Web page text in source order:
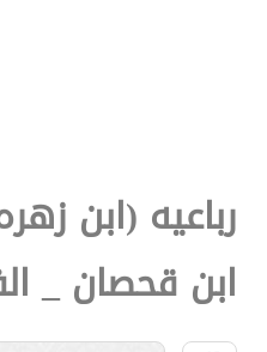
رباعيه (ابن
ابن قحصان _